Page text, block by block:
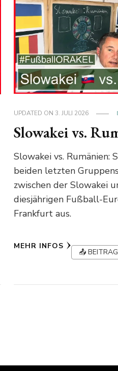
UPDATED ON 3. JULI 2026
Slowakei vs.
Slowakei vs. Rumänien:
beiden letzten
zwischen der Slowakei
diesjährigen Fußball-
Frankfurt aus.
MEHR INFOS
📤